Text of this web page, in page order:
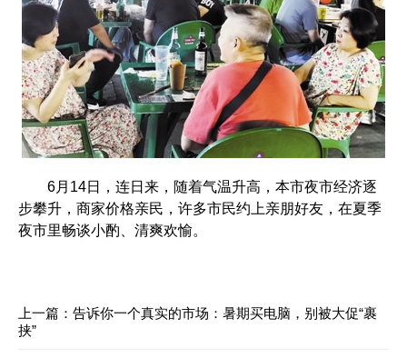
6月14日，连日来，随着气温升高，本市夜市经济逐
步攀升，商家价格亲民，许多市民约上亲朋好友，在夏季
夜市里畅谈小酌、清爽欢愉。
上一篇： 告诉你一个真实的市场：暑期买电脑，别被大促“裹
挟”